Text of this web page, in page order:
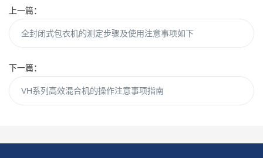
上一篇：
全封闭式包衣机的测定步骤及使用注意事项如下
下一篇：
VH系列高效混合机的操作注意事项指南